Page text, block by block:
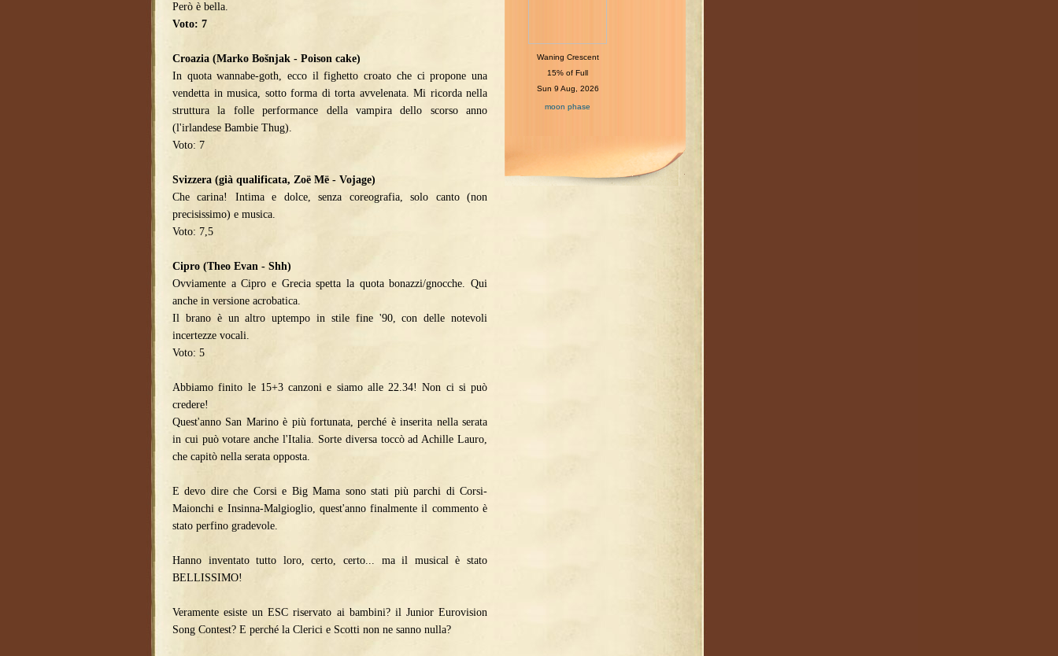
Però è bella.
Voto: 7
Croazia (Marko Bošnjak - Poison cake)
In quota wannabe-goth, ecco il fighetto croato che ci propone una
vendetta in musica, sotto forma di torta avvelenata. Mi ricorda nella
struttura la folle performance della vampira dello scorso anno
(l'irlandese Bambie Thug).
Voto: 7
Svizzera (già qualificata, Zoë Më - Vojage)
Che carina! Intima e dolce, senza coreografia, solo canto (non
precisissimo) e musica.
Voto: 7,5
Cipro (Theo Evan - Shh)
Ovviamente a Cipro e Grecia spetta la quota bonazzi/gnocche. Qui
anche in versione acrobatica.
Il brano è un altro uptempo in stile fine '90, con delle notevoli
incertezze vocali.
Voto: 5
Abbiamo finito le 15+3 canzoni e siamo alle 22.34! Non ci si può
credere!
Quest'anno San Marino è più fortunata, perché è inserita nella serata
in cui può votare anche l'Italia. Sorte diversa toccò ad Achille Lauro,
che capitò nella serata opposta.
E devo dire che Corsi e Big Mama sono stati più parchi di Corsi-
Maionchi e Insinna-Malgioglio, quest'anno finalmente il commento è
stato perfino gradevole.
Hanno inventato tutto loro, certo, certo... ma il musical è stato
BELLISSIMO!
Veramente esiste un ESC riservato ai bambini? il Junior Eurovision
Song Contest? E perché la Clerici e Scotti non ne sanno nulla?
Waning Crescent
15% of Full
Sun 9 Aug, 2026
moon phase